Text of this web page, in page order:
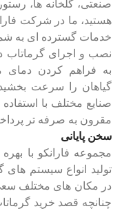
صنعتی، گلخانه ها،
هستید، ما در شرکت
خدمات گسترده‌ ای به
نصب و اجرای گرماتاب
به فراهم کردن دمای
گیاهان را سرعت
صنایع مختلف با
مقرون به صرفه تر
سخن پایانی
مجموعه فارانکو با
تولید انواع سیستم های
در مکان های مختلف
چنانچه قصد خرید